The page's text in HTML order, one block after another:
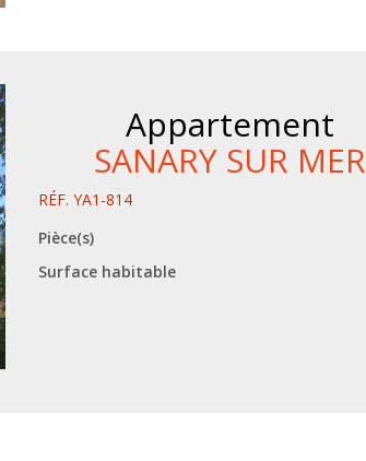
Appartement
SANARY SUR MER
RÉF. YA1-814
Pièce(s)
Surface habitable